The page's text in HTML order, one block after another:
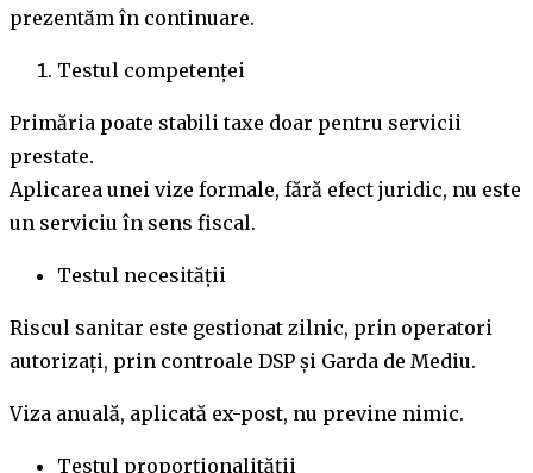
prezentăm în continuare.
Testul competenței
Primăria poate stabili taxe doar pentru servicii
prestate.
Aplicarea unei vize formale, fără efect juridic, nu este
un serviciu în sens fiscal.
Testul necesității
Riscul sanitar este gestionat zilnic, prin operatori
autorizați, prin controale DSP și Garda de Mediu.
Viza anuală, aplicată ex-post, nu previne nimic.
Testul proporționalității